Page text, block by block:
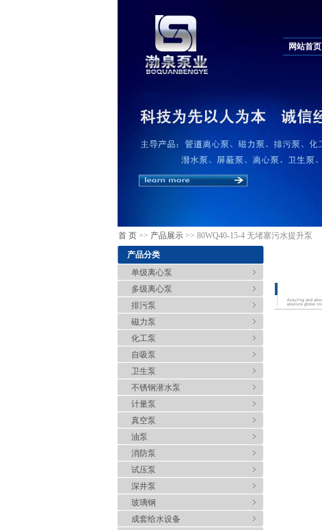
网站首页
首 页>> 产品展示>> 80WQ40-15-4 无堵塞污水提升泵
产品分类
单级离心泵
多级离心泵
排污泵
磁力泵
化工泵
自吸泵
卫生泵
不锈钢潜水泵
计量泵
真空泵
油泵
消防泵
试压泵
深井泵
玻璃钢
成套给水设备